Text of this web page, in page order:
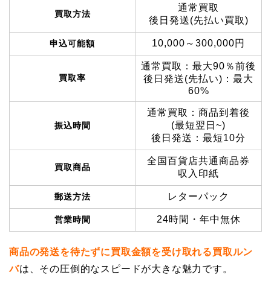
買取方法
通常買取
後日発送(先払い買取)
申込可能額 10,000～300,000円
買取率
通常買取：最大90％前後
後日発送(先払い)：最大
60%
振込時間
通常買取：商品到着後
(最短翌日~)
後日発送：最短10分
買取商品
全国百貨店共通商品券
収入印紙
郵送方法 レターパック
営業時間 24時間・年中無休
商品の発送を待たずに買取金額を受け取れる買取ルン
バは、その圧倒的なスピードが大きな魅力です。